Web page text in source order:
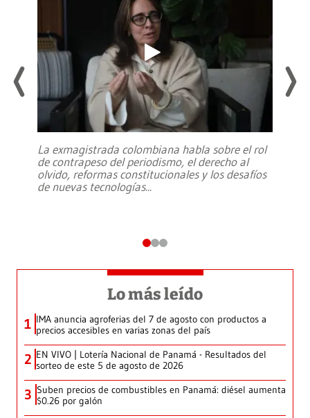
La exmagistrada colombiana habla sobre el rol
de contrapeso del periodismo, el derecho al
olvido, reformas constitucionales y los desafíos
de nuevas tecnologías...
Lo más leído
1 IMA anuncia agroferias del 7 de agosto con productos a
precios accesibles en varias zonas del país
2 EN VIVO | Lotería Nacional de Panamá - Resultados del
sorteo de este 5 de agosto de 2026
3 Suben precios de combustibles en Panamá: diésel aumenta
$0.26 por galón